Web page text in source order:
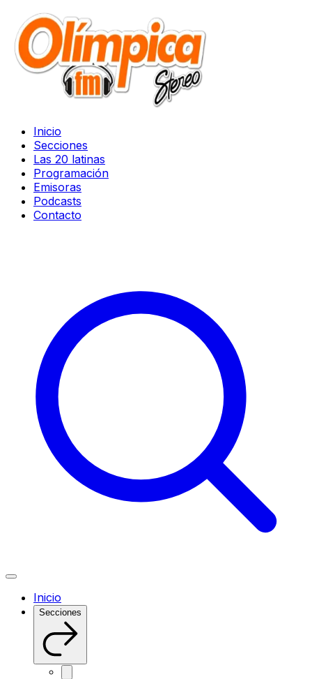
Inicio
Secciones
Las 20 latinas
Programación
Emisoras
Podcasts
Contacto
Inicio
Secciones